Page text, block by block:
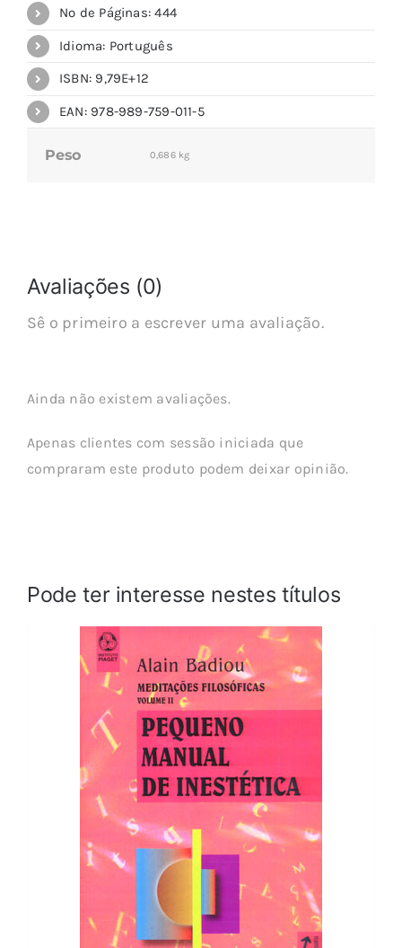
Nº de Páginas: 444
Idioma: Português
ISBN: 9,79E+12
EAN: 978-989-759-011-5
Peso 0,686 kg
Avaliações (0)
Sê o primeiro a escrever uma avaliação.
Ainda não existem avaliações.
Apenas clientes com sessão iniciada que
compraram este produto podem deixar opinião.
Pode ter interesse nestes títulos